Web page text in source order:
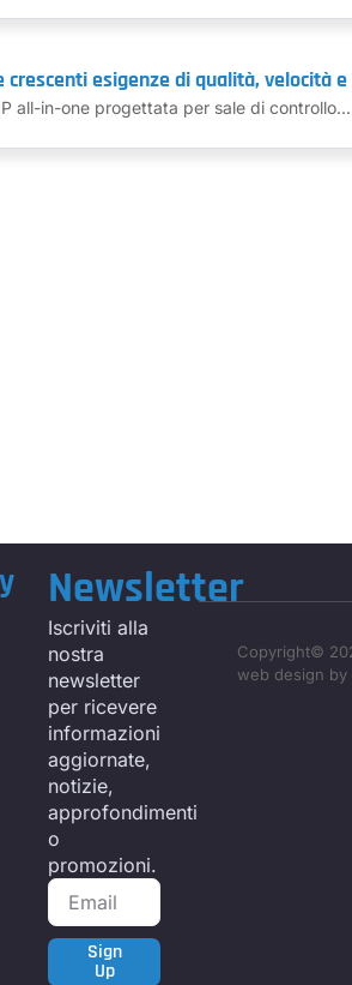
esigenze di qualità, velocità
all-in-one progettata per sale di controllo...
Newsletter
Iscriviti alla
nostra
newsletter
per ricevere
informazioni
aggiornate,
notizie,
approfondimenti
o
promozioni.
Sign
Up
Copyright©
web design by